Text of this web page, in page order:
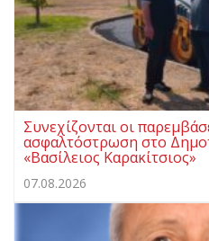
Συνεχίζονται οι
ασφαλτόστρωση στο
«Βασίλειος Καρακίτσιος»
07.08.2026